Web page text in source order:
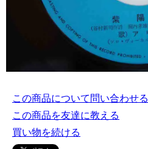
この商品について問い合わせる
この商品を友達に教える
買い物を続ける